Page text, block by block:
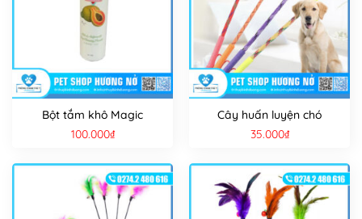
Bột tắm khô Magic
100.000₫
Cây huấn luyện chó
35.000₫